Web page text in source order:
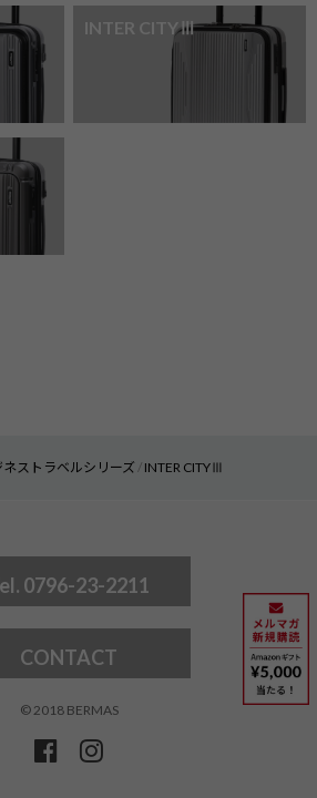
INTER CITYⅢ
ネストラベルシリーズ INTER CITYⅢ
0796-23-2211
CONTACT
© 2018 BERMAS